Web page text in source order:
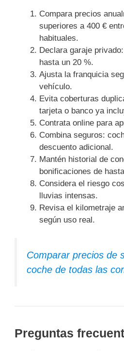
Compara precios
superiores a 400 €
habituales.
Declara garaje
hasta un 20 %.
Ajusta la franquicia
vehículo.
Evita coberturas
tarjeta o banco ya
Contrata online para
Combina seguros:
descuento adicional.
Mantén historial de
bonificaciones de
Considera el riesgo
lluvias intensas.
Revisa el kilometraje
según uso real.
Comparar precios de
coche de todas las
Preguntas